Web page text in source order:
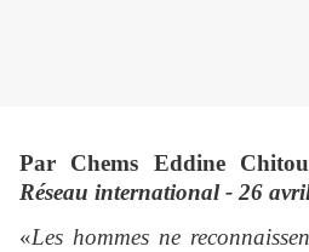
Par Chems Eddine
Réseau international - 26
«Les hommes ne